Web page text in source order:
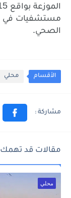
الموزعة بواقع
مستشفيات في
الصحي.
الأقسام محلي
مقالات قد تهمك
محلي